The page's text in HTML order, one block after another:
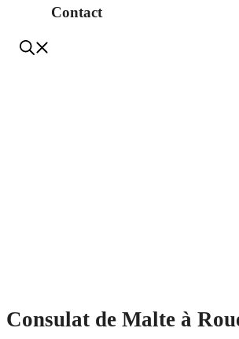
Contact
Consulat de Malte à